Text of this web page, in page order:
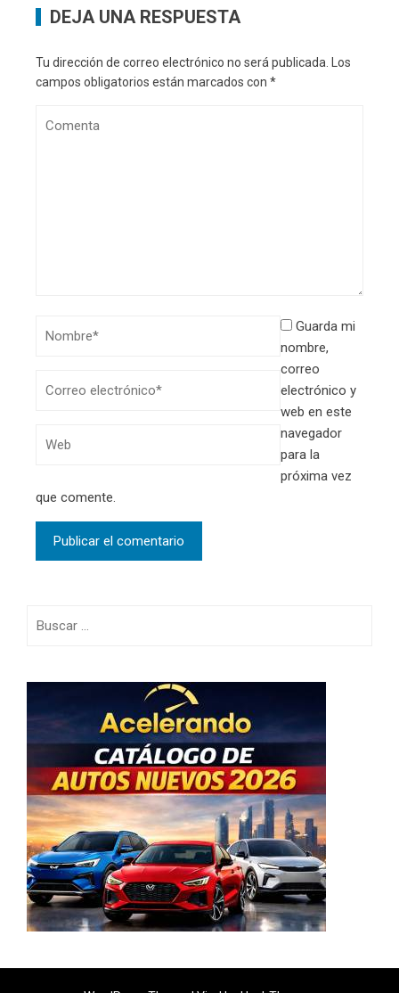
DEJA UNA RESPUESTA
Tu dirección de correo electrónico no será publicada. Los
campos obligatorios están marcados con *
Guarda mi
nombre,
correo
electrónico y
web en este
navegador
para la
próxima vez
que comente.